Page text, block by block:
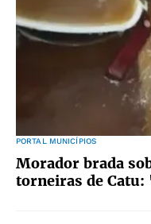
PORTAL MUNICÍPIOS
Morador brada
torneiras de